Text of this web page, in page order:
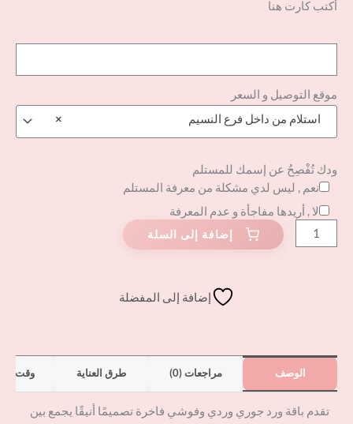
أكتب كارت هنا
موقع التوصيل و السعر
×
استلام من داخل فرع النسيم
ودك تُفْصِحُ عن إسمك للمستلم
نعم , ليس لدي مشكلة من معرفة المستلم
لا , أريدها مفاجأة و عدم المعرفة
إضافة إلى المفضلة
الوصف مراجعات (0) طرق العناية وقت
تقدم باقة ورد جوري وردي وفوشي فاخرة تصميمًا أنيقًا يجمع بين